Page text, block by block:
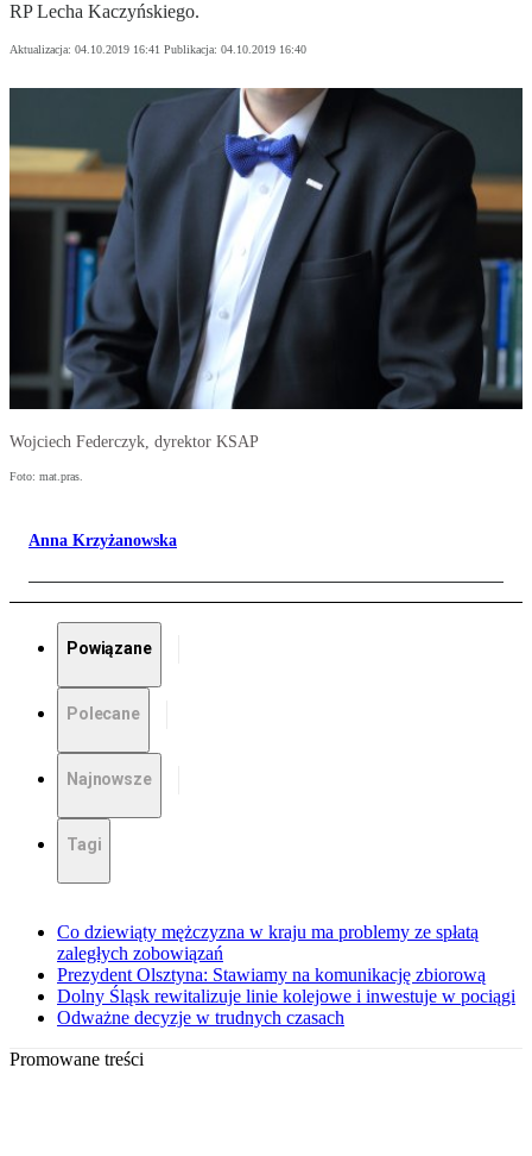
RP Lecha Kaczyńskiego.
Aktualizacja: 04.10.2019 16:41 Publikacja: 04.10.2019 16:40
Wojciech Federczyk, dyrektor KSAP
Foto: mat.pras.
Anna Krzyżanowska
Powiązane
Polecane
Najnowsze
Tagi
Co dziewiąty mężczyzna w kraju ma problemy ze spłatą
zaległych zobowiązań
Prezydent Olsztyna: Stawiamy na komunikację zbiorową
Dolny Śląsk rewitalizuje linie kolejowe i inwestuje w pociągi
Odważne decyzje w trudnych czasach
Promowane treści